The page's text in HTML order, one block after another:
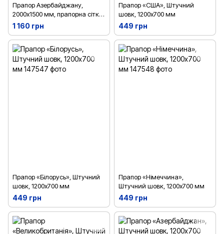
Прапор Азербайджану,
2000х1500 мм, прапорна сітка,
кишеня
1 160 грн
Прапор «США», Штучний
шовк, 1200х700 мм
449 грн
Прапор «Білорусь», Штучний
шовк, 1200х700 мм
449 грн
Прапор «Німеччина»,
Штучний шовк, 1200х700 мм
449 грн